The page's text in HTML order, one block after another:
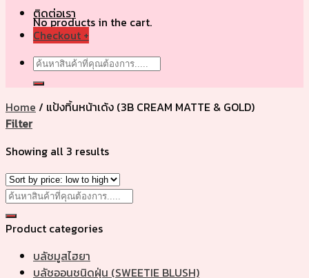
No products in the cart.
ติดต่อเรา
Checkout +
Search
for:
Home / แป้งทิ้นหน้าเด้ง (3B CREAM MATTE & GOLD)
Filter
Showing all 3 results
Search
for:
Product categories
บลัชมูสไฮยา
บลัชออนชนิดฝุ่น (SWEETIE BLUSH)